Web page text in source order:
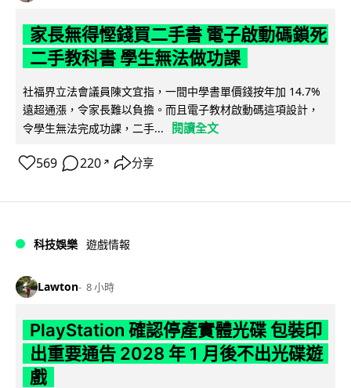
家長無得慳錢買二手書 電子啟動碼鎖死
二手教科書 學生無法做功課
社福界立法會議員陳文宜指，一間中學書單價錢按年加 14.7%
遠超通漲，令家長難以負擔。而且電子教材啟動碼這項設計，
令學生無法完成功課，二手...
閱讀全文
569 220 ↗ 分享
科技娛樂 遊戲情報
Lawton 8 小時
PlayStation 確認停產實體光碟 包裝印
出重要通告 2028 年 1 月後不出光碟遊
戲